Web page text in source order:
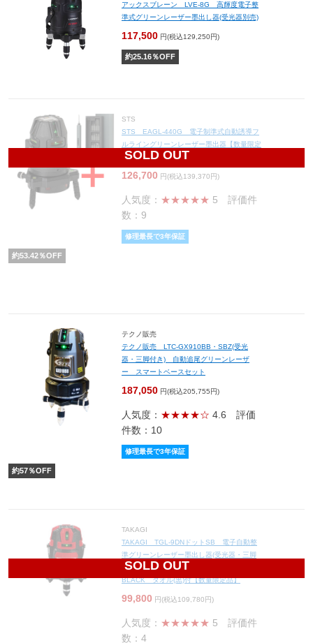
アックスブレーン LVE-8G 高輝度電子整
準式グリーンレーザー墨出し器(受光器別売)
117,500 円(税込129,250円)
約25.16％OFF
SOLD OUT
STS
STS EAGL-440G 電子制準式自動誘導フ
ルライングリーンレーザー墨出器【数量限定
★精密ドライバーEPS-48付き】
126,700 円(税込139,370円)
人気度： ★★★★★ 5 評価件
数：9
修理最長で3年保証
約53.42％OFF
テクノ販売
テクノ販売 LTC-GX910BB・SBZ(受光
器・三脚付き) 自動追尾グリーンレーザ
ー スマートベースセット
187,050 円(税込205,755円)
人気度： ★★★★☆ 4.6 評価
件数：10
修理最長で3年保証
約57％OFF
SOLD OUT
TAKAGI
TAKAGI TGL-9DNドットSB 電子自動整
準グリーンレーザー墨出し器(受光器・三脚
付)+エレベーター三脚 HT-43M&侍
BLACK タオル(黒)付【数量限定品】
99,800 円(税込109,780円)
人気度： ★★★★★ 5 評価件
数：4